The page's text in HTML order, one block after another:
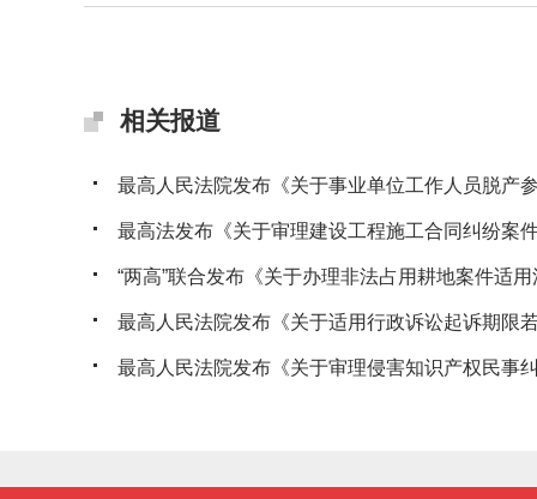
相关报道
最高人民法院发布《关于事业单位工作人员脱产
最高法发布《关于审理建设工程施工合同纠纷案
“两高”联合发布《关于办理非法占用耕地案件适
最高人民法院发布《关于适用行政诉讼起诉期限
最高人民法院发布《关于审理侵害知识产权民事